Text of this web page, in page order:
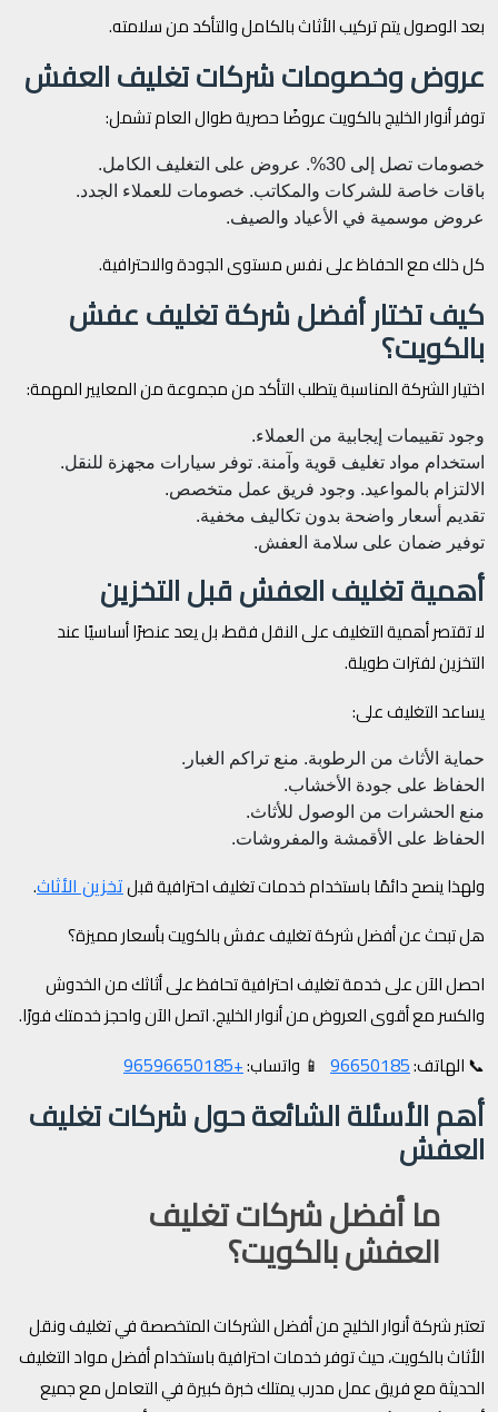
بعد الوصول يتم تركيب الأثاث بالكامل والتأكد من سلامته.
عروض وخصومات شركات تغليف العفش
توفر أنوار الخليج بالكويت عروضًا حصرية طوال العام تشمل:
خصومات تصل إلى 30%.
عروض على التغليف الكامل.
باقات خاصة للشركات والمكاتب. خصومات للعملاء الجدد.
عروض موسمية في الأعياد والصيف.
كل ذلك مع الحفاظ على نفس مستوى الجودة والاحترافية.
كيف تختار أفضل شركة تغليف عفش
بالكويت؟
اختيار الشركة المناسبة يتطلب التأكد من مجموعة من المعايير المهمة:
وجود تقييمات إيجابية من العملاء.
استخدام مواد تغليف قوية وآمنة. توفر سيارات مجهزة للنقل.
الالتزام بالمواعيد. وجود فريق عمل متخصص.
تقديم أسعار واضحة بدون تكاليف مخفية.
توفير ضمان على سلامة العفش.
أهمية تغليف العفش قبل التخزين
لا تقتصر أهمية التغليف على النقل فقط، بل يعد عنصرًا أساسيًا عند
التخزين لفترات طويلة.
يساعد التغليف على:
حماية الأثاث من الرطوبة. منع تراكم الغبار.
الحفاظ على جودة الأخشاب.
منع الحشرات من الوصول للأثاث.
الحفاظ على الأقمشة والمفروشات.
ولهذا ينصح دائمًا باستخدام خدمات تغليف احترافية قبلتخزين الأثاث.
هل تبحث عن أفضل شركة تغليف عفش بالكويت بأسعار مميزة؟
احصل الآن على خدمة تغليف احترافية تحافظ على أثاثك من الخدوش
والكسر مع أقوى العروض من أنوار الخليج. اتصل الآن واحجز خدمتك فورًا.
📞 الهاتف:96650185 📱 واتساب:+96596650185
أهم الأسئلة الشائعة حول شركات تغليف
العفش
ما أفضل شركات تغليف
العفش بالكويت؟
تعتبر شركة أنوار الخليج من أفضل الشركات المتخصصة في تغليف ونقل
الأثاث بالكويت، حيث توفر خدمات احترافية باستخدام أفضل مواد التغليف
الحديثة مع فريق عمل مدرب يمتلك خبرة كبيرة في التعامل مع جميع